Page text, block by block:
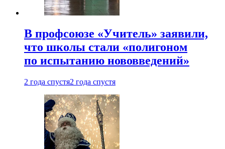
В профсоюзе «Учитель» заявили,
что школы стали «полигоном
по испытанию нововведений»
2 года спустя2 года спустя